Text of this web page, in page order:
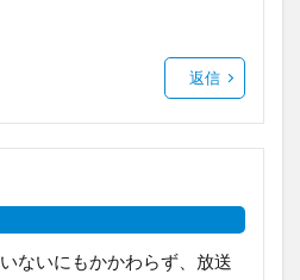
返信
ないにもかかわらず、放送